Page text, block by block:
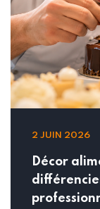
2 JUIN 2026
Décor